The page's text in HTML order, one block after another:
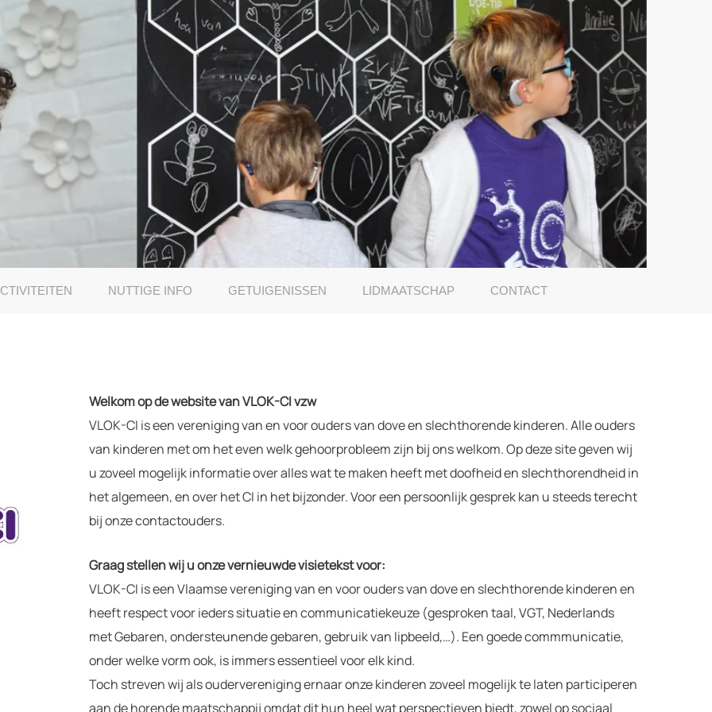
NUTTIGE INFO GETUIGENISSEN LIDMAATSCHAP CONTACT
Welkom op de website van VLOK-CI vzw
VLOK-CI is een vereniging van en voor ouders van dove en slechthorende kinderen. Alle ouders
van kinderen met om het even welk gehoorprobleem zijn bij ons welkom. Op deze site geven wij
u zoveel mogelijk informatie over alles wat te maken heeft met doofheid en slechthorendheid in
het algemeen, en over het CI in het bijzonder. Voor een persoonlijk gesprek kan u steeds terecht
bij onze contactouders.
Graag stellen wij u onze vernieuwde visietekst voor:
VLOK-CI is een Vlaamse vereniging van en voor ouders van dove en slechthorende kinderen en
heeft respect voor ieders situatie en communicatiekeuze (gesproken taal, VGT, Nederlands
met Gebaren, ondersteunende gebaren, gebruik van lipbeeld,…). Een goede commmunicatie,
onder welke vorm ook, is immers essentieel voor elk kind.
Toch streven wij als oudervereniging ernaar onze kinderen zoveel mogelijk te laten participeren
aan de horende maatschappij omdat dit hun heel wat perspectieven biedt, zowel op sociaal